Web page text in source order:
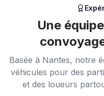
Une
Basée à Nantes, notre
véhicules pour des
et des loueurs